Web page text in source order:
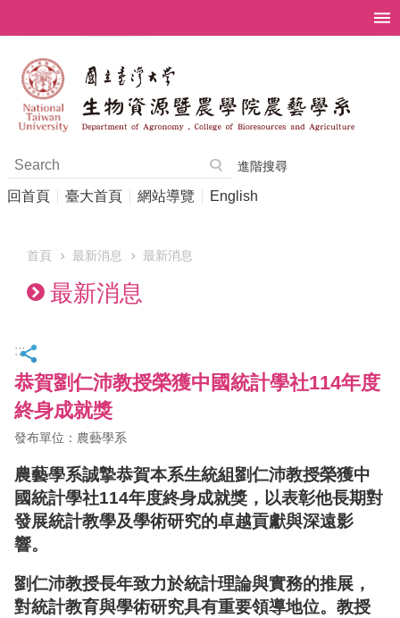
進階搜尋
回首頁 臺大首頁 網站導覽 English
首頁 最新消息 最新消息
最新消息
:::
恭賀劉仁沛教授榮獲中國統計學社114年度
終身成就獎
發布單位：農藝學系
農藝學系誠摯恭賀本系生統組劉仁沛教授榮獲中
國統計學社114年度終身成就獎，以表彰他長期對
發展統計教學及學術研究的卓越貢獻與深遠影
響。
劉仁沛教授長年致力於統計理論與實務的推展，
對統計教育與學術研究具有重要領導地位。教授